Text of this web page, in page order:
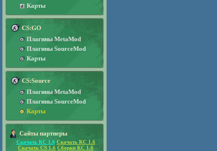
Карты
CS:GO
Плагины MetaMod
Плагины SourceMod
Карты
CS:Source
Плагины MetaMod
Плагины SourceMod
Карты
Сайты партнеры
Скачать КС 1.6 Скачать КС 1.6
Скачать CS 1.6 Сборки КС 1.6